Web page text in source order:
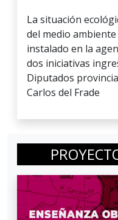
La situación
del medio
instalado en la
dos iniciativas
Diputados
Carlos del Frade